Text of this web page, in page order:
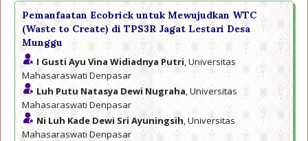
Pemanfaatan Ecobrick untuk Mewujudkan WTC
(Waste to Create) di TPS3R Jagat Lestari Desa
Munggu
I Gusti Ayu Vina Widiadnya Putri, Universitas
Mahasaraswati Denpasar
Luh Putu Natasya Dewi Nugraha, Universitas
Mahasaraswati Denpasar
Ni Luh Kade Dewi Sri Ayuningsih, Universitas
Mahasaraswati Denpasar